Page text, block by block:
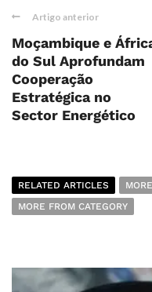
Artigo anterior
Moçambique e
do Sul Aprofundam
Cooperação
Estratégica no
Sector Energético
RELATED ARTICLES
MORE FROM CATEGORY